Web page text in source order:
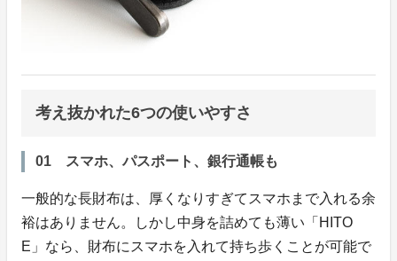
考え抜かれた6つの使いやすさ
01 スマホ、パスポート、銀行通帳も
一般的な長財布は、厚くなりすぎてスマホまで入れる余
裕はありません。しかし中身を詰めても薄い「HITO
E」なら、財布にスマホを入れて持ち歩くことが可能で